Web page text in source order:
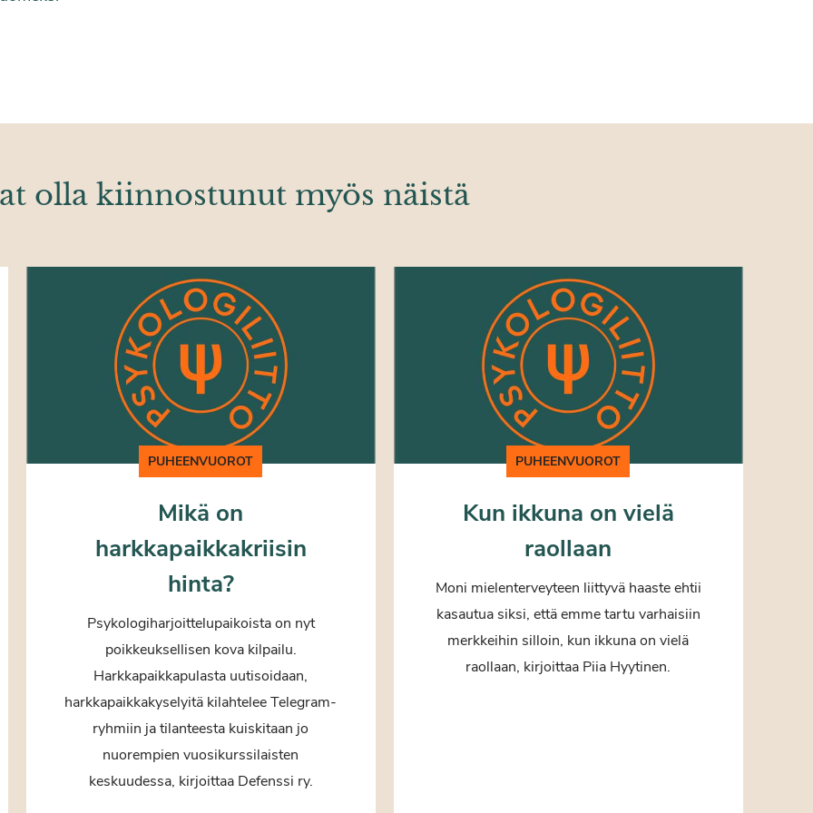
olla kiinnostunut myös näistä
PUHEENVUOROT
Mikä on
harkkapaikkakriisin
hinta?
Psykologiharjoittelupaikoista on nyt
poikkeuksellisen kova kilpailu.
Harkkapaikkapulasta uutisoidaan,
harkkapaikkakyselyitä kilahtelee Telegram-
ryhmiin ja tilanteesta kuiskitaan jo
nuorempien vuosikurssilaisten
keskuudessa, kirjoittaa Defenssi ry.
PUHEENVUOROT
Kun ikkuna on vielä
raollaan
Moni mielenterveyteen liittyvä haaste ehtii
kasautua siksi, että emme tartu varhaisiin
merkkeihin silloin, kun ikkuna on vielä
raollaan, kirjoittaa Piia Hyytinen.